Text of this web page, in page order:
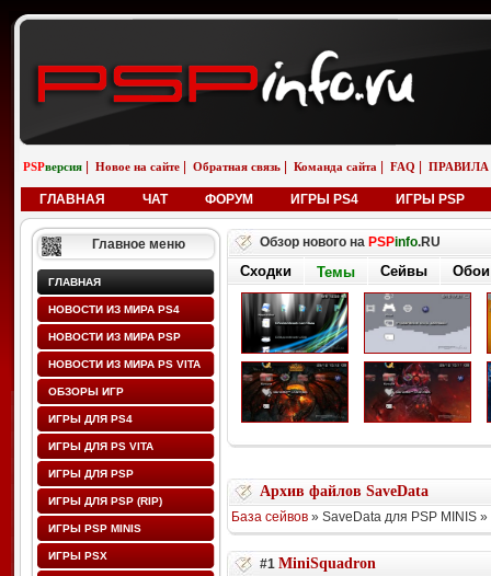
PSPверсия Новое на сайте Обратная связь Команда сайта FAQ ПРАВИЛА
ГЛАВНАЯ ЧАТ ФОРУМ ИГРЫ PS4 ИГРЫ PSP
Главное меню
ГЛАВНАЯ
НОВОСТИ ИЗ МИРА PS4
НОВОСТИ ИЗ МИРА PSP
НОВОСТИ ИЗ МИРА PS VITA
ОБЗОРЫ ИГР
ИГРЫ ДЛЯ PS4
ИГРЫ ДЛЯ PS VITA
ИГРЫ ДЛЯ PSP
ИГРЫ ДЛЯ PSP (RIP)
ИГРЫ PSP MINIS
ИГРЫ PSX
Обзор нового на PSPinfo.RU
Сходки Темы Сейвы Обои
Архив файлов SaveData
База сейвов» SaveData для PSP MINIS
#1 MiniSquadron